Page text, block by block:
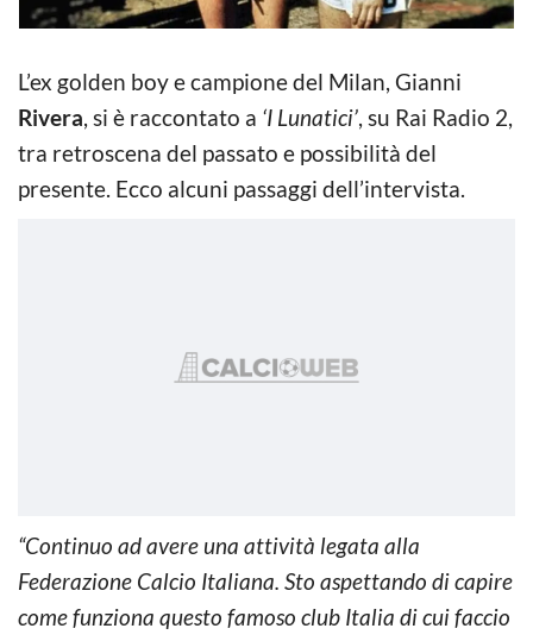
L’ex golden boy e campione del Milan, Gianni
Rivera, si è raccontato a ‘I Lunatici’, su Rai Radio 2,
tra retroscena del passato e possibilità del
presente. Ecco alcuni passaggi dell’intervista.
“Continuo ad avere una attività legata alla
Federazione Calcio Italiana. Sto aspettando di capire
come funziona questo famoso club Italia di cui faccio